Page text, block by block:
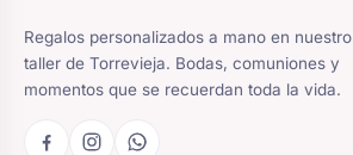
Regalos personalizados a mano en nuestro
taller de Torrevieja. Bodas, comuniones y
momentos que se recuerdan toda la vida.